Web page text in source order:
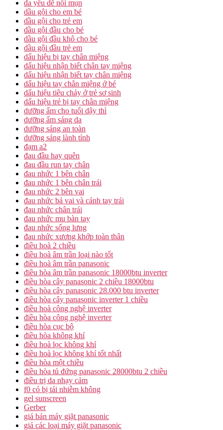
da yếu dễ nổi mụn
dầu gội cho em bé
dầu gội cho trẻ em
dầu gội đầu cho bé
dầu gội đầu khô cho bé
dầu gội đầu trẻ em
dấu hiệu bị tay chân miệng
dấu hiệu nhận biết chân tay miệng
dấu hiệu nhận biết tay chân miệng
dấu hiệu tay chân miệng ở bé
dấu hiệu tiêu chảy ở trẻ sơ sinh
dấu hiệu trẻ bị tay chân miệng
dưỡng ẩm cho tuổi dậy thì
dưỡng ẩm sáng da
dưỡng sáng an toàn
dưỡng sáng lành tính
đạm a2
đau đầu hay quên
đau đầu run tay chân
đau nhức 1 bên chân
đau nhức 1 bên chân trái
đau nhức 2 bên vai
đau nhức bả vai và cánh tay trái
đau nhức chân trái
đau nhức mu bàn tay
đau nhức sống lưng
đau nhức xương khớp toàn thân
điều hoà 2 chiều
điều hoà âm trần loại nào tốt
điều hoà âm trần panasonic
điều hòa âm trần panasonic 18000btu inverter
điều hòa cây panasonic 2 chiều 18000btu
điều hòa cây panasonic 28.000 btu inverter
điều hòa cây panasonic inverter 1 chiều
điều hoà công nghệ inverter
điều hòa công nghệ inverter
điều hòa cục bộ
điều hòa không khí
điều hoà lọc không khí
điều hoà lọc không khí tốt nhất
điều hòa một chiều
điều hòa tủ đứng panasonic 28000btu 2 chiều
điều trị da nhạy cảm
f0 có bị tái nhiễm không
gel sunscreen
Gerber
giá bán máy giặt panasonic
giá các loại máy giặt panasonic